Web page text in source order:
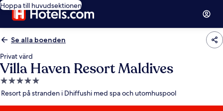
Hoppa till huvudsektionen
Se alla boenden
Privat värd
Villa Haven Resort Maldives
5.0-
stjärnigt
Resort på stranden i Dhiffushi med spa och utomhuspool